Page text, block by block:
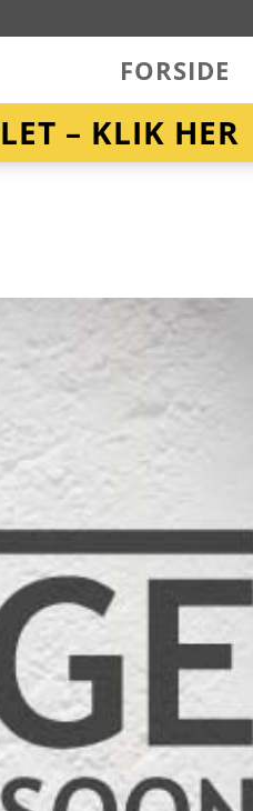
FORSIDE
– KLIK HER